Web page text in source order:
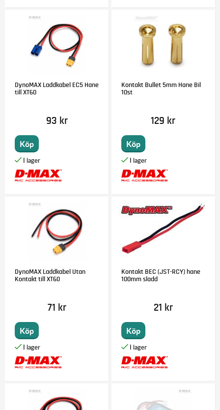
DynoMAX Laddkabel EC5 Hane
till XT60
93 kr
Köp
Kontakt Bullet 5mm Hane Bil
10st
129 kr
Köp
DynoMAX Laddkabel Utan
Kontakt till XT60
71 kr
Köp
Kontakt BEC (JST-RCY) hane
100mm sladd
21 kr
Köp